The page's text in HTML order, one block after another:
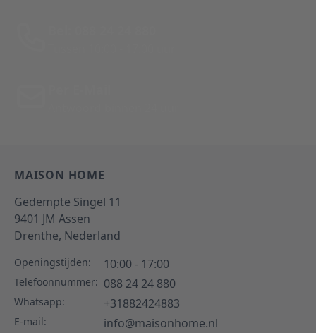
MAISON HOME
Gedempte Singel 11
9401 JM Assen
Drenthe, Nederland
Openingstijden: 10:00 - 17:00
Telefoonnummer: 088 24 24 880
Whatsapp: +31882424883
E-mail: info@maisonhome.nl